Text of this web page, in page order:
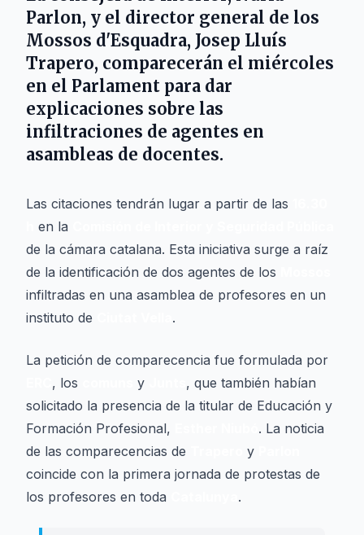
Parlon, y el director general de los
Mossos d'Esquadra, Josep Lluís
Trapero, comparecerán el miércoles
en el Parlament para dar
explicaciones sobre las
infiltraciones de agentes en
asambleas de docentes.
Las citaciones tendrán lugar a partir de las
en la
de la cámara catalana. Esta iniciativa surge a raíz
de la identificación de dos agentes de los
infiltradas en una asamblea de profesores en un
instituto de
.
La petición de comparecencia fue formulada por
, los y
, que también habían
solicitado la presencia de la titular de Educación y
Formación Profesional,
. La noticia
de las comparecencias de
y
coincide con la primera jornada de protestas de
los profesores en toda
.